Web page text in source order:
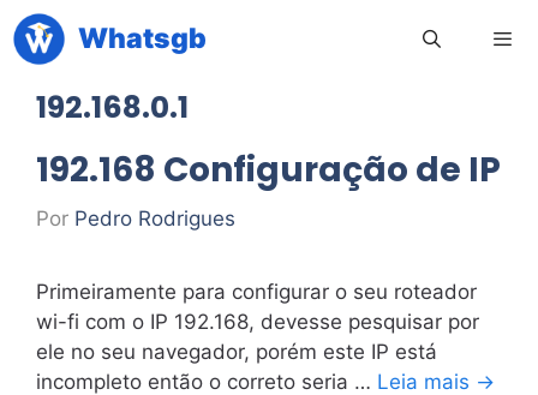
Pular
para
conteúdo
Whatsgb
192.168.0.1
192.168 Configuração de IP
Por Pedro Rodrigues
Primeiramente para configurar o seu roteador
wi-fi com o IP 192.168, devesse pesquisar por
ele no seu navegador, porém este IP está
incompleto então o correto seria … Leia mais →